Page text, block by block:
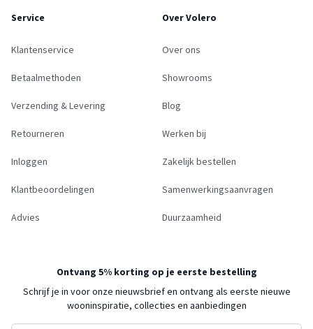
Service
Klantenservice
Betaalmethoden
Verzending & Levering
Retourneren
Inloggen
Klantbeoordelingen
Advies
Over Volero
Over ons
Showrooms
Blog
Werken bij
Zakelijk bestellen
Samenwerkingsaanvragen
Duurzaamheid
Ontvang 5% korting op je eerste bestelling
Schrijf je in voor onze nieuwsbrief en ontvang als eerste nieuwe
wooninspiratie, collecties en aanbiedingen